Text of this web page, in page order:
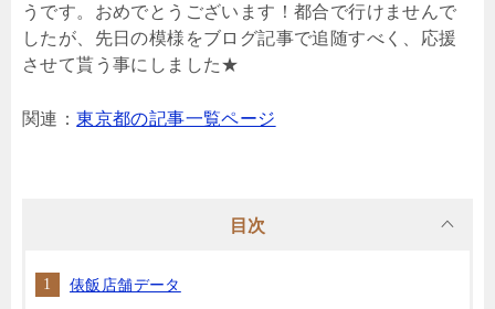
うです。おめでとうございます！都合で行けませんで
したが、先日の模様をブログ記事で追随すべく、応援
させて貰う事にしました★
関連：東京都の記事一覧ページ
目次
俵飯店舗データ